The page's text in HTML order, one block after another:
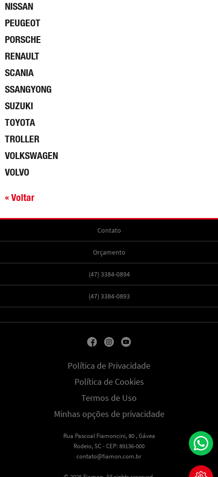
NISSAN
PEUGEOT
PORSCHE
RENAULT
SCANIA
SSANGYONG
SUZUKI
TOYOTA
TROLLER
VOLKSWAGEN
VOLVO
« Voltar
Contato
Orçamento
(47) 3384-0894
(47) 3384-0893
Política de Privacidade
Política de Cookies
Termos de Uso
Minhas opções de privacidade
Rua Pascoal Fiamoncini, 80 , Gávea
Rodeio, SC - CEP: 89136-000
contato@fiamon.com.br